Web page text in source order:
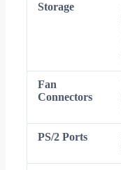
Storage
Fan
Connectors
PS/2 Ports